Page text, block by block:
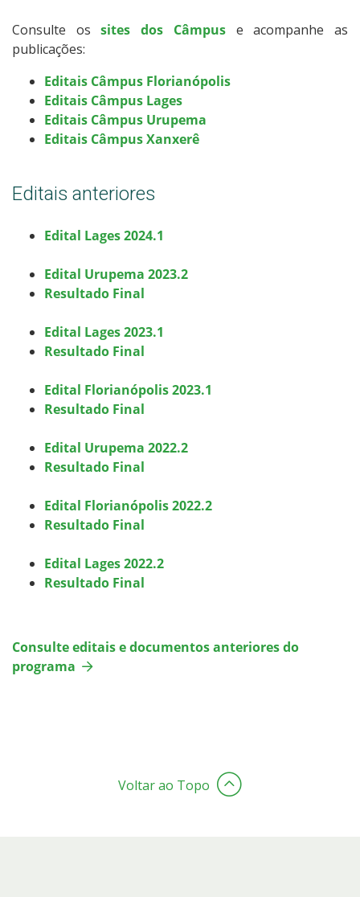
Consulte ossites dos Câmpuse acompanhe as
publicações:
Editais Câmpus Florianópolis
Editais Câmpus Lages
Editais Câmpus Urupema
Editais Câmpus Xanxerê
Editais anteriores
Edital Lages 2024.1
Edital Urupema 2023.2
Resultado Final
Edital Lages 2023.1
Resultado Final
Edital Florianópolis 2023.1
Resultado Final
Edital Urupema 2022.2
Resultado Final
Edital Florianópolis 2022.2
Resultado Final
Edital Lages 2022.2
Resultado Final
Consulte editais e documentos anteriores do
programa
Voltar ao Topo